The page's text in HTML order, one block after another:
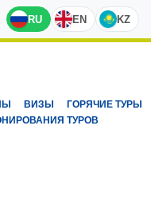
RU EN KZ
ВИЗЫ
ГОРЯЧИЕ ТУРЫ
ТУРОВ